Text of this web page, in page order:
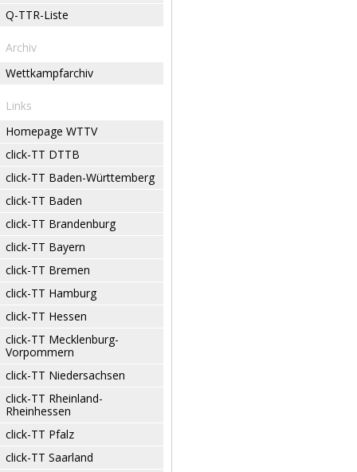
Q-TTR-Liste
Archiv
Wettkampfarchiv
Links
Homepage WTTV
click-TT DTTB
click-TT Baden-Württemberg
click-TT Baden
click-TT Brandenburg
click-TT Bayern
click-TT Bremen
click-TT Hamburg
click-TT Hessen
click-TT Mecklenburg-
Vorpommern
click-TT Niedersachsen
click-TT Rheinland-
Rheinhessen
click-TT Pfalz
click-TT Saarland